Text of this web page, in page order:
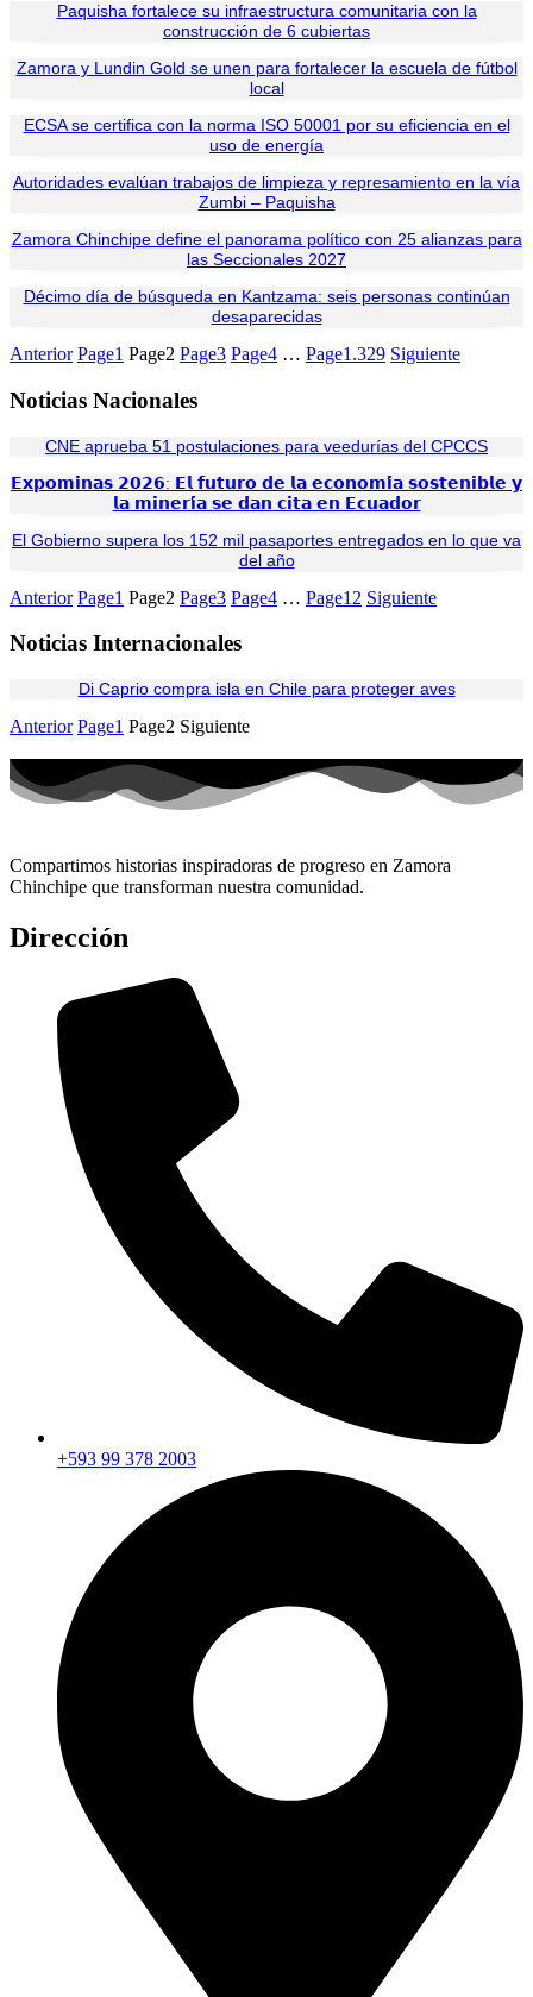
Paquisha fortalece su infraestructura comunitaria con la
construcción de 6 cubiertas
Zamora y Lundin Gold se unen para fortalecer la escuela de fútbol
local
ECSA se certifica con la norma ISO 50001 por su eficiencia en el
uso de energía
Autoridades evalúan trabajos de limpieza y represamiento en la vía
Zumbi – Paquisha
Zamora Chinchipe define el panorama político con 25 alianzas para
las Seccionales 2027
Décimo día de búsqueda en Kantzama: seis personas continúan
desaparecidas
Anterior Page1 Page2 Page3 Page4 … Page1.329 Siguiente
Noticias Nacionales
CNE aprueba 51 postulaciones para veedurías del CPCCS
𝗘𝘅𝗽𝗼𝗺𝗶𝗻𝗮𝘀 𝟮𝟬𝟮𝟲: 𝗘𝗹 𝗳𝘂𝘁𝘂𝗿𝗼 𝗱𝗲 𝗹𝗮 𝗲𝗰𝗼𝗻𝗼𝗺𝗶́𝗮 𝘀𝗼𝘀𝘁𝗲𝗻𝗶𝗯𝗹𝗲 𝘆
𝗹𝗮 𝗺𝗶𝗻𝗲𝗿𝗶́𝗮 𝘀𝗲 𝗱𝗮𝗻 𝗰𝗶𝘁𝗮 𝗲𝗻 𝗘𝗰𝘂𝗮𝗱𝗼𝗿
El Gobierno supera los 152 mil pasaportes entregados en lo que va
del año
Anterior Page1 Page2 Page3 Page4 … Page12 Siguiente
Noticias Internacionales
Di Caprio compra isla en Chile para proteger aves
Anterior Page1 Page2 Siguiente
Compartimos historias inspiradoras de progreso en Zamora
Chinchipe que transforman nuestra comunidad.
Dirección
+593 99 378 2003